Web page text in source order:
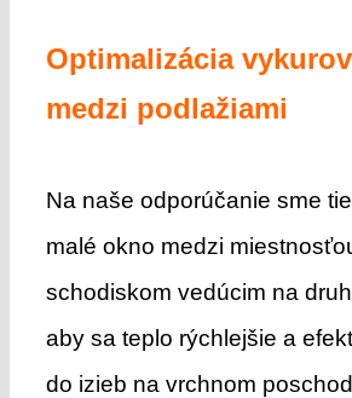
Optimalizácia
medzi podlažiami
Na naše odporúčanie sme
malé okno medzi
schodiskom vedúcim na
aby sa teplo rýchlejšie a
do izieb na vrchnom